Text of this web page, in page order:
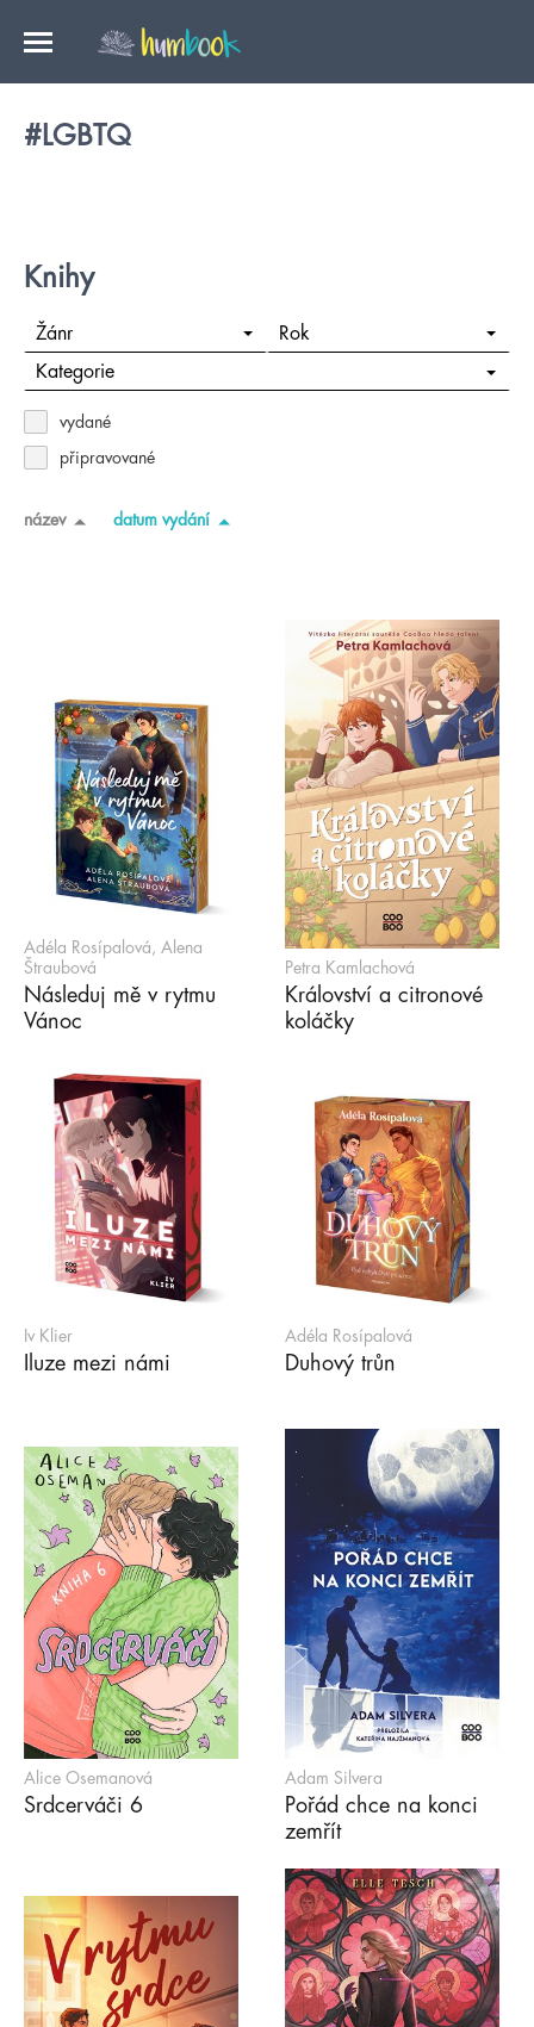
#LGBTQ
Knihy
Žánr Rok
Kategorie
vydané
připravované
název datum vydání
Adéla Rosípalová, Alena
Štraubová
Následuj mě v rytmu
Vánoc
Petra Kamlachová
Království a citronové
koláčky
Iv Klier
Iluze mezi námi
Adéla Rosípalová
Duhový trůn
Alice Osemanová
Srdcerváči 6
Adam Silvera
Pořád chce na konci
zemřít